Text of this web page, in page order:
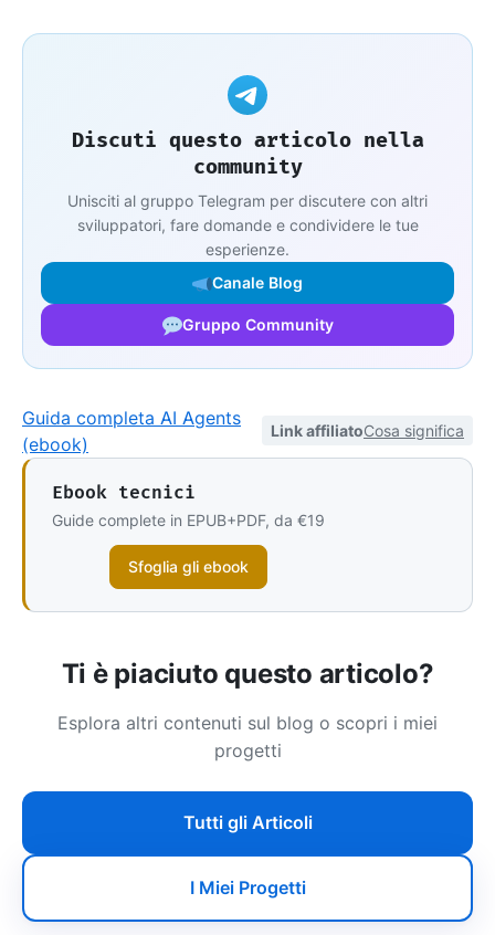
Discuti questo articolo nella
community
Unisciti al gruppo Telegram per discutere con altri
sviluppatori, fare domande e condividere le tue
esperienze.
Canale Blog
Gruppo Community
Guida completa AI Agents
(ebook)
Link affiliatoCosa significa
Ebook tecnici
Guide complete in EPUB+PDF, da €19
Sfoglia gli ebook
Ti è piaciuto questo articolo?
Esplora altri contenuti sul blog o scopri i miei
progetti
Tutti gli Articoli
I Miei Progetti